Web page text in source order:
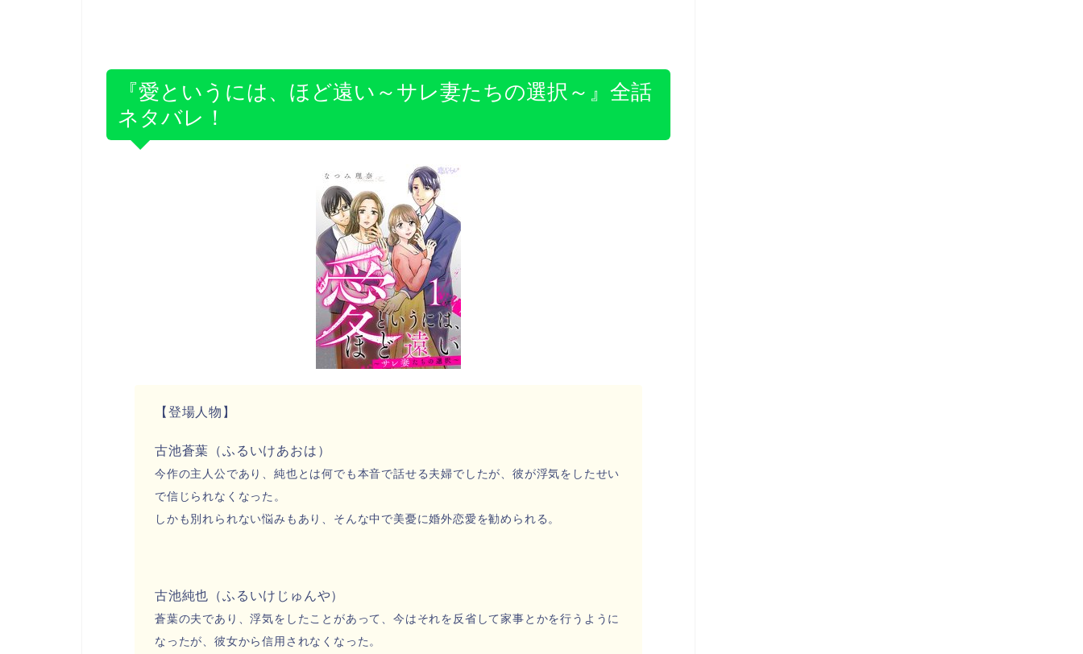
『愛というには、ほど遠い～サレ妻たちの選択～ 』全話
ネタバレ！
【登場人物】
古池蒼葉（ふるいけあおは）
今作の主人公であり、純也とは何でも本音で話せる夫婦でしたが、彼が浮気をしたせい
で信じられなくなった。
しかも別れられない悩みもあり、そんな中で美憂に婚外恋愛を勧められる。
古池純也（ふるいけじゅんや）
蒼葉の夫であり、浮気をしたことがあって、今はそれを反省して家事とかを行うように
なったが、彼女から信用されなくなった。